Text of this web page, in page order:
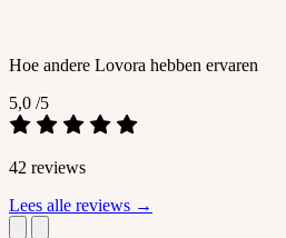
Hoe andere Lovora hebben ervaren
5,0 /5
42 reviews
Lees alle reviews →